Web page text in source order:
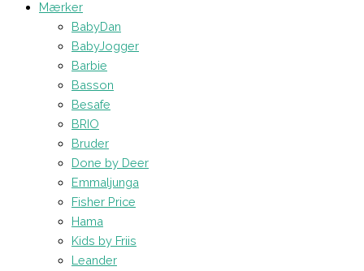
Mærker
BabyDan
BabyJogger
Barbie
Basson
Besafe
BRIO
Bruder
Done by Deer
Emmaljunga
Fisher Price
Hama
Kids by Friis
Leander